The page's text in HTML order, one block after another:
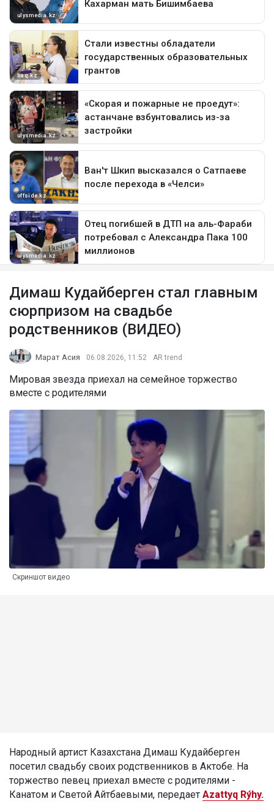
Димаш Кудайберген стал главным
сюрпризом на свадьбе
родственников (ВИДЕО)
Марат Асия 06.08.2026, 11:52 AR trend
Мировая звезда приехал на семейное торжество
вместе с родителями
Скриншот видео
Народный артист Казахстана Димаш Кудайберген
посетил свадьбу своих родственников в Актобе. На
торжество певец приехал вместе с родителями -
Канатом и Светой Айтбаевыми, передает Azattyq Rýhy.